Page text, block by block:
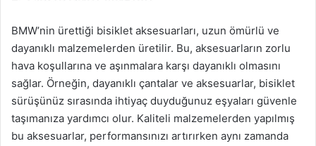
BMW’nin ürettiği bisiklet aksesuarları, uzun ömürlü ve
dayanıklı malzemelerden üretilir. Bu, aksesuarların zorlu
hava koşullarına ve aşınmalara karşı dayanıklı olmasını
sağlar. Örneğin, dayanıklı çantalar ve aksesuarlar, bisiklet
sürüşünüz sırasında ihtiyaç duyduğunuz eşyaları güvenle
taşımanıza yardımcı olur. Kaliteli malzemelerden yapılmış
bu aksesuarlar, performansınızı artırırken aynı zamanda